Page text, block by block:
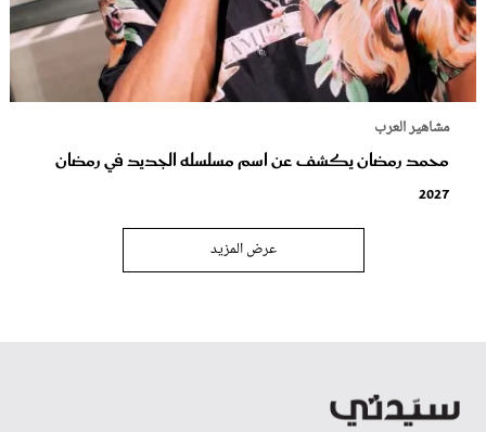
مشاهير العرب
محمد رمضان يكشف عن اسم مسلسله الجديد في رمضان
2027
عرض المزيد